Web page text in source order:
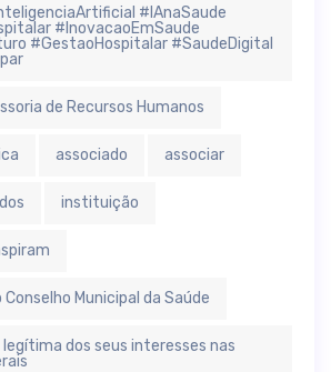
#IAnaSaude
#InovacaoEmSaude
#GestaoHospitalar #SaudeDigital
de Recursos Humanos
associado associar
instituição
Municipal da Saúde
dos seus interesses nas